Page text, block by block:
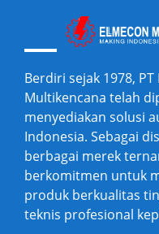
Berdiri sejak 1978, PT
Multikencana telah
menyediakan solusi
Indonesia. Sebagai
berbagai merek
berkomitmen untuk
produk berkualitas
teknis profesional